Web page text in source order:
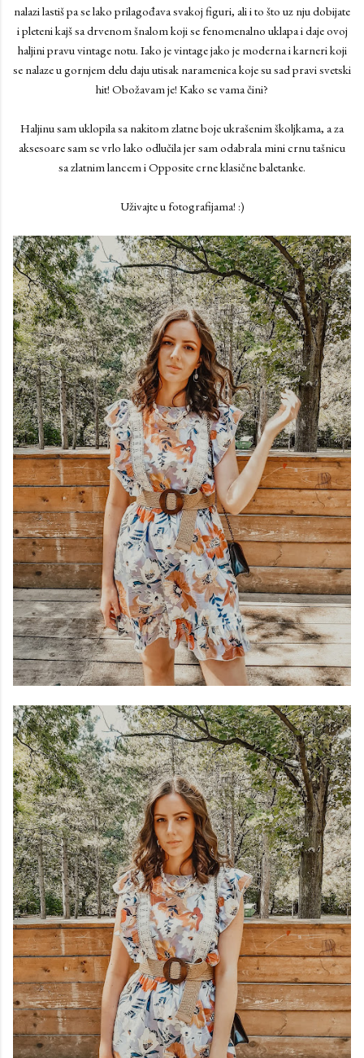
nalazi lastiš pa se lako prilagođava svakoj figuri, ali i to što uz nju dobijate
i pleteni kajš sa drvenom šnalom koji se fenomenalno uklapa i daje ovoj
haljini pravu vintage notu. Iako je vintage jako je moderna i karneri koji
se nalaze u gornjem delu daju utisak naramenica koje su sad pravi svetski
hit! Obožavam je! Kako se vama čini?
Haljinu sam uklopila sa nakitom zlatne boje ukrašenim školjkama, a za
aksesoare sam se vrlo lako odlučila jer sam odabrala mini crnu tašnicu
sa zlatnim lancem i Opposite crne klasične baletanke.
Uživajte u fotografijama! :)